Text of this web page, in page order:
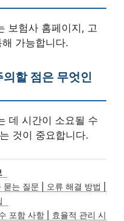
보험사 홈페이지, 고
가능합니다.
할 점은 무엇인
데 시간이 소요될 수
것이 중요합니다.
는 질문 | 오류 해결 방법 |
포함 사항 | 효율적 관리 시